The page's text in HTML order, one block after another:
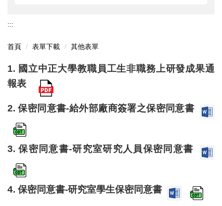
:::
首頁 表單下載 其他表單
1. 國立中正大學教職員工生非職務上研發成果通
報表
2.保密同意書-給外部廠商簽署之保密同意書
3.保密同意書-研究室研究人員保密同意書
4. 保密同意書-研究室學生保密同意書